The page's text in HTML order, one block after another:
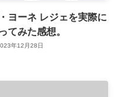
ヨーネ レジェを実際に
てみた感想。
年12月28日